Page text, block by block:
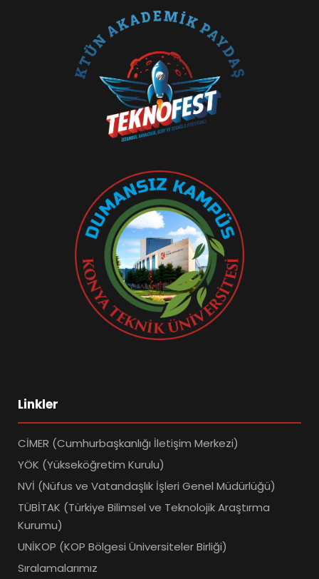
Linkler
CİMER (Cumhurbaşkanlığı İletişim Merkezi)
YÖK (Yükseköğretim Kurulu)
NVİ (Nüfus ve Vatandaşlık İşleri Genel Müdürlüğü)
TÜBİTAK (Türkiye Bilimsel ve Teknolojik Araştırma
Kurumu)
UNİKOP (KOP Bölgesi Üniversiteler Birliği)
Sıralamalarımız